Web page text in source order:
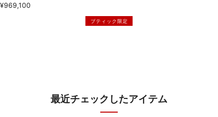
¥969,100
ブティック限定
最近チェックしたアイテム